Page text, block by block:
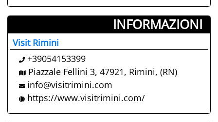
INFORMAZIONI ­
Visit Rimini
+39054153399
Piazzale Fellini 3, 47921, Rimini, (RN)
info@visitrimini.com
https://www.visitrimini.com/